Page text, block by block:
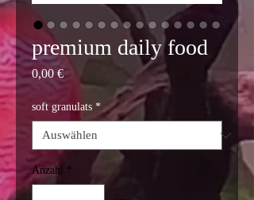
premium daily food
0,00 €Preis
soft granulats *
Anzahl *